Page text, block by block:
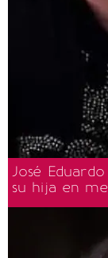
José
su hija en